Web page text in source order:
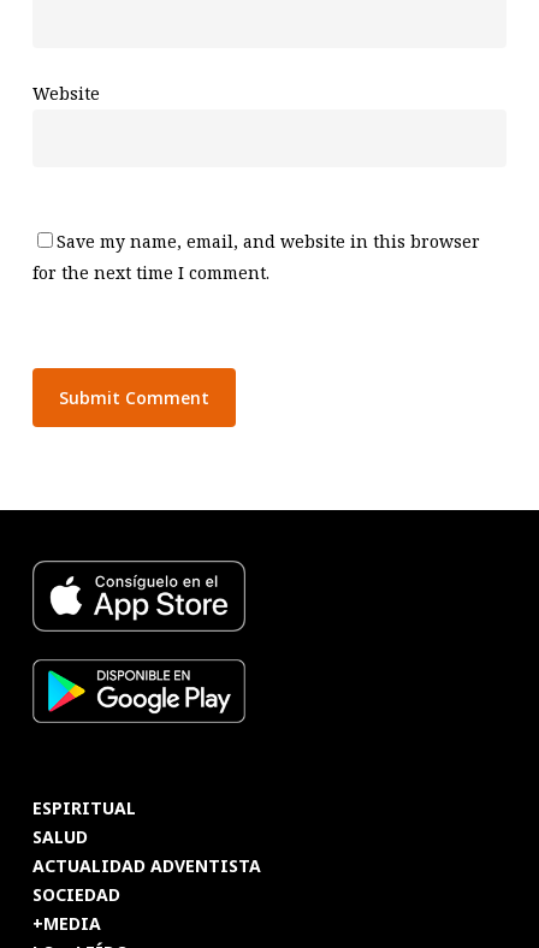
Website
Save my name, email, and website in this browser
for the next time I comment.
ESPIRITUAL
SALUD
ACTUALIDAD ADVENTISTA
SOCIEDAD
+MEDIA